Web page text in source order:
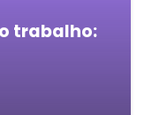
trabalho: